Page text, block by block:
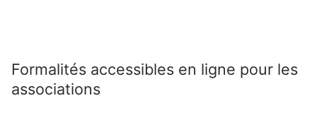
Formalités accessibles en ligne pour les
associations